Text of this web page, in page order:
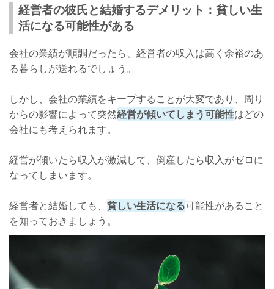
経営者の彼氏と結婚するデメリット：貧しい生
活になる可能性がある
会社の業績が順調だったら、経営者の収入は高く余裕のあ
る暮らしが送れるでしょう。
しかし、会社の業績をキープすることが大変であり、周り
からの影響によって突然経営が傾いてしまう可能性はどの
会社にも考えられます。
経営が傾いたら収入が激減して、倒産したら収入がゼロに
なってしまいます。
経営者と結婚しても、 貧しい生活になる可能性があること
を知っておきましょう。